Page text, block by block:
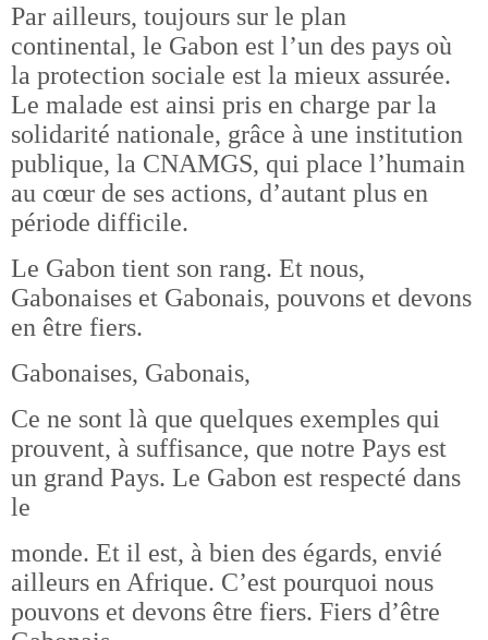
Par ailleurs, toujours sur le plan
continental, le Gabon est l’un des pays où
la protection sociale est la mieux assurée.
Le malade est ainsi pris en charge par la
solidarité nationale, grâce à une institution
publique, la CNAMGS, qui place l’humain
au cœur de ses actions, d’autant plus en
période difficile.
Le Gabon tient son rang. Et nous,
Gabonaises et Gabonais, pouvons et devons
en être fiers.
Gabonaises, Gabonais,
Ce ne sont là que quelques exemples qui
prouvent, à suffisance, que notre Pays est
un grand Pays. Le Gabon est respecté dans
le
monde. Et il est, à bien des égards, envié
ailleurs en Afrique. C’est pourquoi nous
pouvons et devons être fiers. Fiers d’être